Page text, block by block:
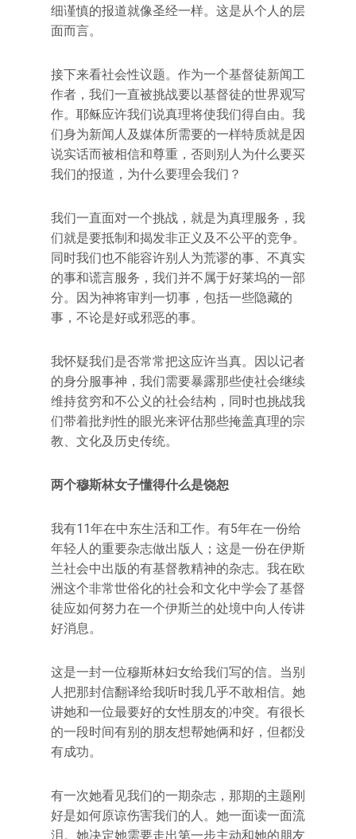
细谨慎的报道就像圣经一样。这是从个人的层
面而言。
接下来看社会性议题。作为一个基督徒新闻工
作者，我们一直被挑战要以基督徒的世界观写
作。耶稣应许我们说真理将使我们得自由。我
们身为新闻人及媒体所需要的一样特质就是因
说实话而被相信和尊重，否则别人为什么要买
我们的报道，为什么要理会我们？
我们一直面对一个挑战，就是为真理服务，我
们就是要抵制和揭发非正义及不公平的竞争。
同时我们也不能容许别人为荒谬的事、不真实
的事和谎言服务，我们并不属于好莱坞的一部
分。因为神将审判一切事，包括一些隐藏的
事，不论是好或邪恶的事。
我怀疑我们是否常常把这应许当真。因以记者
的身分服事神，我们需要暴露那些使社会继续
维持贫穷和不公义的社会结构，同时也挑战我
们带着批判性的眼光来评估那些掩盖真理的宗
教、文化及历史传统。
两个穆斯林女子懂得什么是饶恕
我有11年在中东生活和工作。有5年在一份给
年轻人的重要杂志做出版人；这是一份在伊斯
兰社会中出版的有基督教精神的杂志。我在欧
洲这个非常世俗化的社会和文化中学会了基督
徒应如何努力在一个伊斯兰的处境中向人传讲
好消息。
这是一封一位穆斯林妇女给我们写的信。当别
人把那封信翻译给我听时我几乎不敢相信。她
讲她和一位最要好的女性朋友的冲突。有很长
的一段时间有别的朋友想帮她俩和好，但都没
有成功。
有一次她看见我们的一期杂志，那期的主题刚
好是如何原谅伤害我们的人。她一面读一面流
泪。她决定她需要走出第一步主动和她的朋友